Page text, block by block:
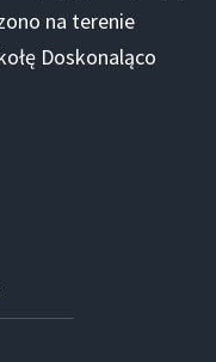
na terenie
Doskonaląco